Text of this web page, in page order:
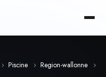
Piscine Region-wallonne